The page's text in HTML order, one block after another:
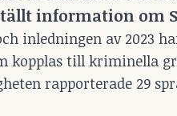
information om
inledningen av 2023
kopplas till kriminella
rapporterade 29